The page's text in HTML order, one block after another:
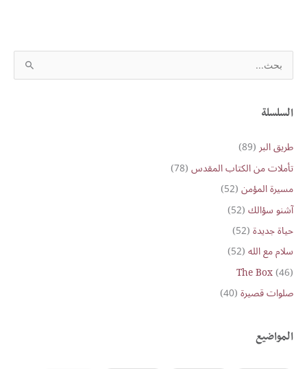
e
r
h
f
o
r
:
السلسلة
طريق البر(89)
تأملات من الكتاب المقدس(78)
مسيرة المؤمن(52)
آشنو سؤالك(52)
حياة جديدة(52)
سلام مع الله(52)
The Box(46)
صلوات قصيرة(40)
المواضيع